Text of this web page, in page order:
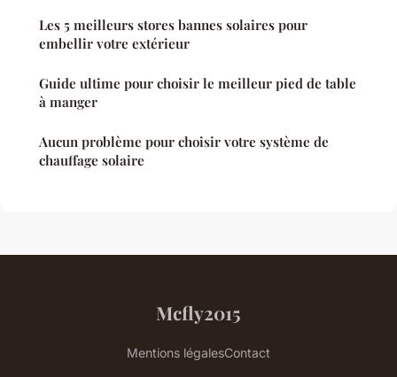
Les 5 meilleurs stores bannes solaires pour
embellir votre extérieur
Guide ultime pour choisir le meilleur pied de table
à manger
Aucun problème pour choisir votre système de
chauffage solaire
Mcfly2015
Mentions légalesContact